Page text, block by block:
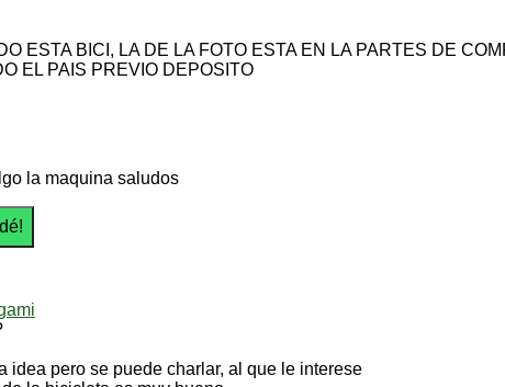
ESTA BICI, LA DE LA FOTO ESTA EN LA PARTES DE
EL PAIS PREVIO DEPOSITO
la maquina saludos
idea pero se puede charlar, al que le interese